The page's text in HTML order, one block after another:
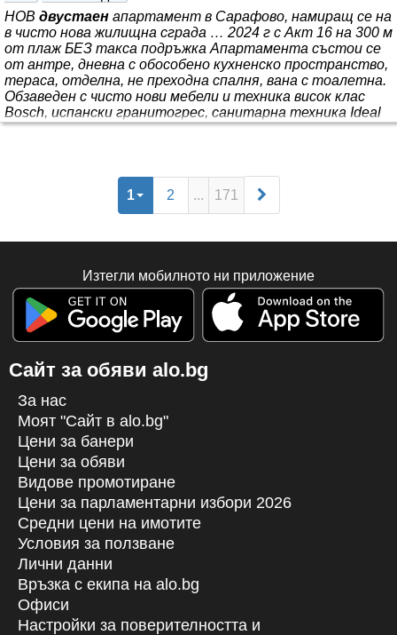
НОВ двустаен апартамент в Сарафово, намиращ се на
в чисто нова жилищна сграда … 2024 г с Акт 16 на 300 м
от плаж БЕЗ такса подръжка Апартамента състои се
от антре, дневна с обособено кухненско пространство,
тераса, отделна, не преходна спалня, вана с тоалетна.
Обзаведен с чисто нови мебели и техника висок клас
Bosch, испански гранитогрес, санитарна техника Ideal
Standart, качествена немско обзавеждане за баня,
изключително топъл и тих, с гледка към вътрешния
двор. Сградата е изпълнена с най-добрите
1 2 ... 171
Изтегли мобилното ни приложение
Сайт за обяви alo.bg
За нас
Моят "Сайт в alo.bg"
Цени за банери
Цени за обяви
Видове промотиране
Цени за парламентарни избори 2026
Средни цени на имотите
Условия за ползване
Лични данни
Връзка с екипa на alo.bg
Офиси
Настройки за поверителността и